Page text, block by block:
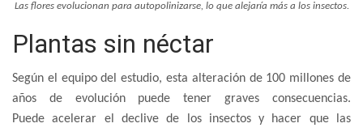
Las flores evolucionan para autopolinizarse, lo que alejaría más a los insectos.
Plantas sin néctar
Según el equipo del estudio, esta alteración de 100 millones de
años de evolución puede tener graves consecuencias.
Puede acelerar el declive de los insectos y hacer que las